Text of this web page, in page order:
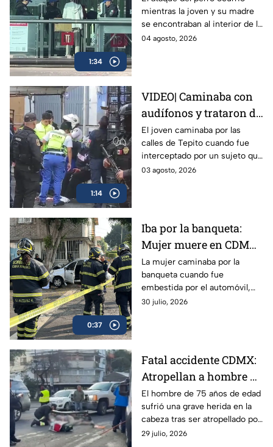
1:34
mientras la joven y su madre
se encontraban al interior de la
estación Volcán de Fuego en el
04 agosto, 2026
1:14
VIDEO| Caminaba con
audífonos y trataron de
robarle: Joven recibe 8
puñaladas en Tepito
tras resistirse a un
asalto
El joven caminaba por las
calles de Tepito cuando fue
interceptado por un sujeto que
le exigió sus pertenencias y al
03 agosto, 2026
0:37
Iba por la banqueta:
Mujer muere en CDMX
y detienen a conductor
La mujer caminaba por la
banqueta cuando fue
embestida por el automóvil,
proyectándola contra un árbol
30 julio, 2026
Fatal accidente CDMX:
Atropellan a hombre de
la tercera edad al
intentar cruzar la calle
en Benito Juárez; el
conductor fue detenido
El hombre de 75 años de edad
sufrió una grave herida en la
cabeza tras ser atropellado por
una camioneta; fue trasladado
29 julio, 2026